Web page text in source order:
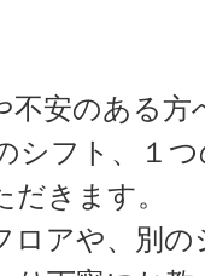
不安のある
シフト、１
きます。
ロアや、別